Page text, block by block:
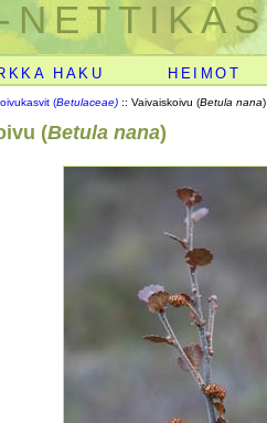
HAKU HEIMOT
(Betulaceae) :: Vaivaiskoivu (Betula nana)
(Betula nana)